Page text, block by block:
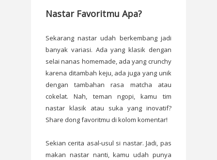
Nastar Favoritmu Apa?
Sekarang nastar udah berkembang jadi
banyak variasi. Ada yang klasik dengan
selai nanas homemade, ada yang crunchy
karena ditambah keju, ada juga yang unik
dengan tambahan rasa matcha atau
cokelat. Nah, teman ngopi, kamu tim
nastar klasik atau suka yang inovatif?
Share dong favoritmu di kolom komentar!
Sekian cerita asal-usul si nastar. Jadi, pas
makan nastar nanti, kamu udah punya